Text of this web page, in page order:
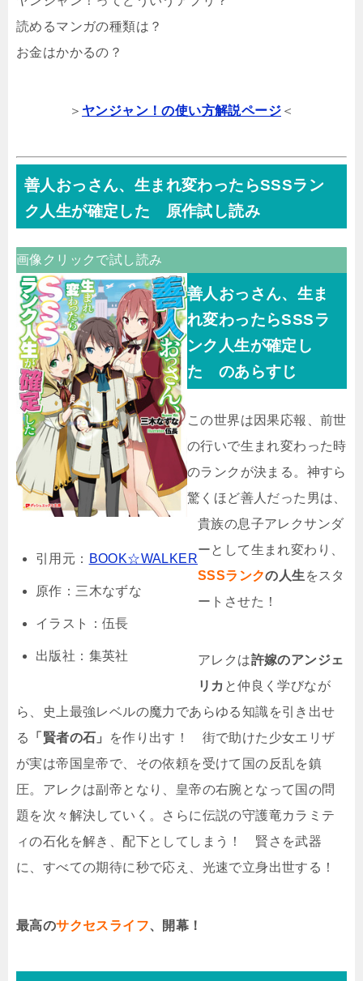
読めるマンガの種類は？
お金はかかるの？
＞ ヤンジャン！の使い方解説ページ ＜
善人おっさん、生まれ変わったらSSSラン
ク人生が確定した 原作試し読み
画像クリックで試し読み
引用元： BOOK☆WALKER
原作：三木なずな
イラスト：伍長
出版社：集英社
善人おっさん、生ま
れ変わったらSSSラ
ンク人生が確定し
た のあらすじ
この世界は因果応報、前世
の行いで生まれ変わった時
のランクが決まる。神すら
驚くほど善人だった男は、
貴族の息子アレクサンダ
ーとして生まれ変わり、
SSSランクの人生 をスタ
ートさせた！
アレクは許嫁のアンジェ
リカ と仲良く学びなが
ら、史上最強レベルの魔力であらゆる知識を引き出せ
る
「賢者の石」
を作り出す！ 街で助けた少女エリザ
が実は帝国皇帝で、その依頼を受けて国の反乱を鎮
圧。アレクは副帝となり、皇帝の右腕となって国の問
題を次々解決していく。さらに伝説の守護竜カラミテ
ィの石化を解き、配下としてしまう！ 賢さを武器
に、すべての期待に秒で応え、光速で立身出世する！
最高のサクセスライフ、開幕！